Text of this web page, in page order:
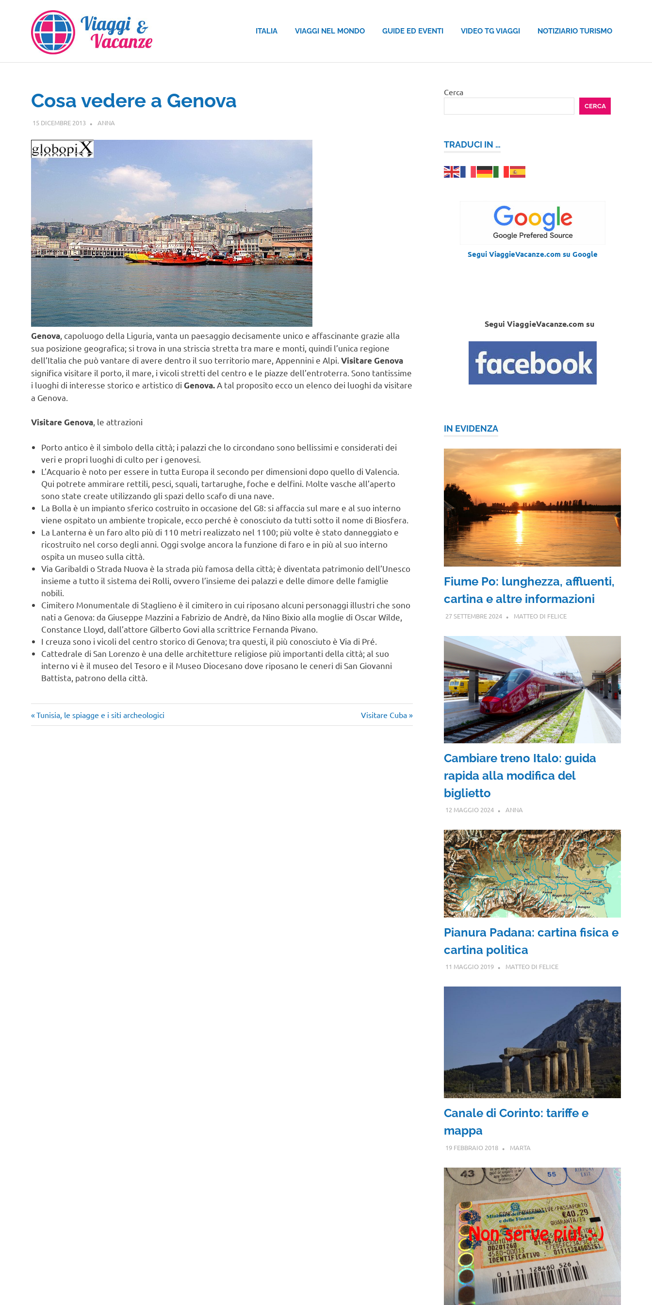
contenuto
ITALIA VIAGGI NEL MONDO GUIDE ED EVENTI VIDEO TG VIAGGI NOTIZIARIO TURISMO
Cosa vedere a Genova
15 DICEMBRE 2013 ANNA
Genova , capoluogo della Liguria, vanta un paesaggio decisamente unico e affascinante grazie alla
sua posizione geografica; si trova in una striscia stretta tra mare e monti, quindi l’unica regione
dell’Italia che può vantare di avere dentro il suo territorio mare, Appennini e Alpi. Visitare Genova
significa visitare il porto, il mare, i vicoli stretti del centro e le piazze dell’entroterra. Sono tantissime
i luoghi di interesse storico e artistico di Genova. A tal proposito ecco un elenco dei luoghi da visitare
a Genova.
Visitare Genova, le attrazioni
Porto antico è il simbolo della città; i palazzi che lo circondano sono bellissimi e considerati dei
veri e propri luoghi di culto per i genovesi.
L’Acquario è noto per essere in tutta Europa il secondo per dimensioni dopo quello di Valencia.
Qui potrete ammirare rettili, pesci, squali, tartarughe, foche e delfini. Molte vasche all’aperto
sono state create utilizzando gli spazi dello scafo di una nave.
La Bolla è un impianto sferico costruito in occasione del G8: si affaccia sul mare e al suo interno
viene ospitato un ambiente tropicale, ecco perché è conosciuto da tutti sotto il nome di Biosfera.
La Lanterna è un faro alto più di 110 metri realizzato nel 1100; più volte è stato danneggiato e
ricostruito nel corso degli anni. Oggi svolge ancora la funzione di faro e in più al suo interno
ospita un museo sulla città.
Via Garibaldi o Strada Nuova è la strada più famosa della città; è diventata patrimonio dell’Unesco
insieme a tutto il sistema dei Rolli, ovvero l’insieme dei palazzi e delle dimore delle famiglie
nobili.
Cimitero Monumentale di Staglieno è il cimitero in cui riposano alcuni personaggi illustri che sono
nati a Genova: da Giuseppe Mazzini a Fabrizio de Andrè, da Nino Bixio alla moglie di Oscar Wilde,
Constance Lloyd, dall’attore Gilberto Govi alla scrittrice Fernanda Pivano.
I creuza sono i vicoli del centro storico di Genova; tra questi, il più conosciuto è Via di Pré.
Cattedrale di San Lorenzo è una delle architetture religiose più importanti della città; al suo
interno vi è il museo del Tesoro e il Museo Diocesano dove riposano le ceneri di San Giovanni
Battista, patrono della città.
Navigazione
Articolo
precedente:
Tunisia, le spiagge e i siti archeologici
Articolo
successivo:
Visitare Cuba
Cerca
CERCA
TRADUCI IN …
Segui ViaggieVacanze.com su Google
Segui ViaggieVacanze.com su
IN EVIDENZA
Fiume Po: lunghezza, affluenti,
cartina e altre informazioni
27 SETTEMBRE 2024 MATTEO DI FELICE
Cambiare treno Italo: guida
rapida alla modifica del
biglietto
12 MAGGIO 2024 ANNA
Pianura Padana: cartina fisica e
cartina politica
11 MAGGIO 2019 MATTEO DI FELICE
Canale di Corinto: tariffe e
mappa
19 FEBBRAIO 2018 MARTA